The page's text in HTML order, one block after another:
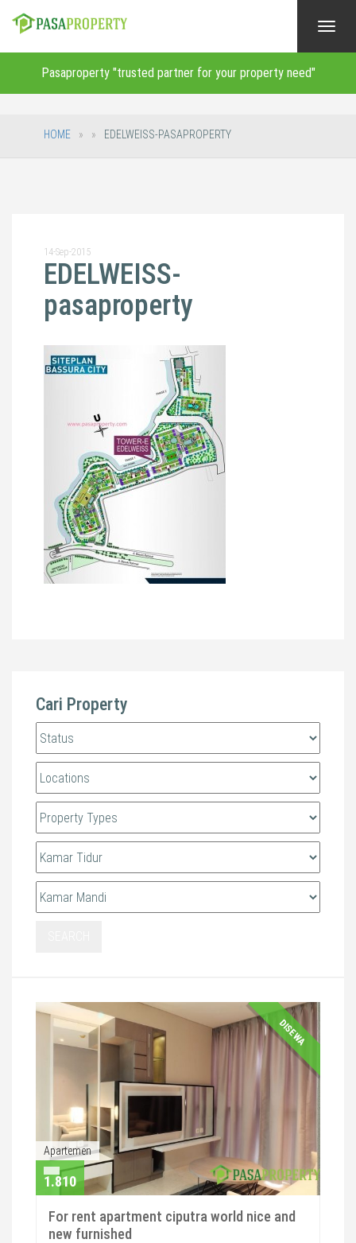
Pasaproperty "trusted partner for your property need"
HOME EDELWEISS-PASAPROPERTY
14-Sep-2015
EDELWEISS-
pasaproperty
Cari Property
DISEWA
Apartemen
1.810
For rent apartment ciputra world nice and
new furnished